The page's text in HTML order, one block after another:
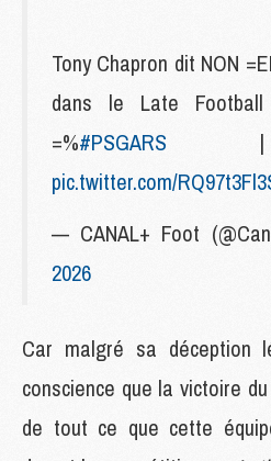
Tony Chapron dit NON
dans le Late Football
=%#PSGARS
pic.twitter.com/
— CANAL+ Foot
2026
Car malgré sa déception
conscience que la victoire
de tout ce que cette